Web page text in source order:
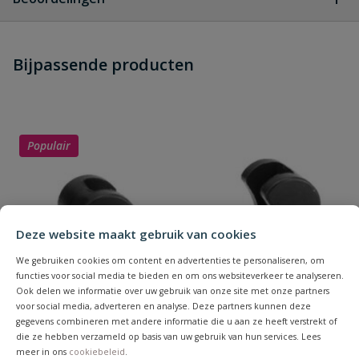
Deze website maakt gebruik van cookies
We gebruiken cookies om content en advertenties te personaliseren, om
functies voor social media te bieden en om ons websiteverkeer te analyseren.
Ook delen we informatie over uw gebruik van onze site met onze partners
voor social media, adverteren en analyse. Deze partners kunnen deze
gegevens combineren met andere informatie die u aan ze heeft verstrekt of
die ze hebben verzameld op basis van uw gebruik van hun services. Lees
meer in ons cookiebeleid
dit product?
Schrijf zelf een beoordeling
Uw waardering:
Naam
Samenvatting
Bijpassende producten
Populair